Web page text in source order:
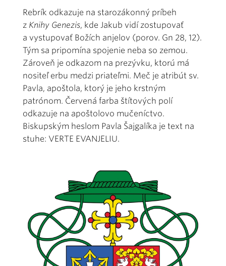
Rebrík odkazuje na starozákonný príbeh
z Knihy Genezis, kde Jakub vidí zostupovať
a vystupovať Božích anjelov (porov. Gn 28, 12).
Tým sa pripomína spojenie neba so zemou.
Zároveň je odkazom na prezývku, ktorú má
nositeľ erbu medzi priateľmi. Meč je atribút sv.
Pavla, apoštola, ktorý je jeho krstným
patrónom. Červená farba štítových polí
odkazuje na apoštolovo mučeníctvo.
Biskupským heslom Pavla Šajgalíka je text na
stuhe: VERTE EVANJELIU.